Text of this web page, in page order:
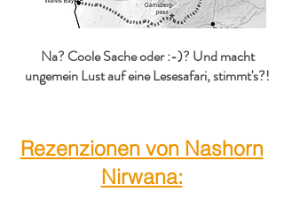
Na? Coole Sache oder :-)? Und macht
ungemein Lust auf eine Lesesafari, stimmt's?!
Rezenzionen von Nashorn
Nirwana: